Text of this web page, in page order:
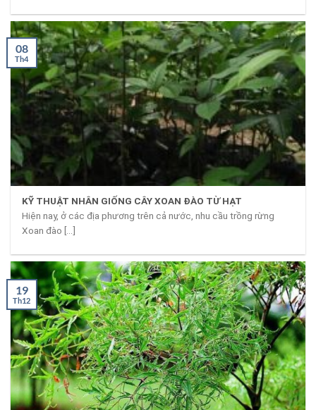
KỸ THUẬT NHÂN GIỐNG CÂY XOAN ĐÀO TỪ HẠT
Hiện nay, ở các địa phương trên cả nước, nhu cầu trồng rừng
Xoan đào [...]
08
Th4
19
Th12